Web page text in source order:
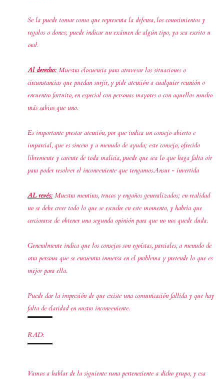
Se la puede tomar como que representa la defensa, los conocimientos y
regalos o dones; puede indicar un exámen de algún tipo, ya sea escrito u
oral.
Al derecho: Muestra elocuencia para atravesar las situaciones o
circunstancias que puedan surjir, y pide atención a cualquier reunión o
encuentro fortuito, en especial con personas mayores o con aquellos mucho
más sabios que uno.
Es importante prestar atención, por que indica un consejo abierto e
imparcial, que es sincero y a menudo de ayuda; este consejo, ofrecido
libremente y carente de toda malicia, puede que sea lo que haga falta oír
para poder resolver el inconveniente que tengamos.Ansur - invertida
AL revés: Muestra mentiras, trucos y engaños generalizados; en realidad
no se debe creer todo lo que se escuche en este momento, y habría que
cerciorarse de obtener una segunda opinión para que no nos quede duda.
Generalmente indica que los consejos son egoístas, parciales, a menudo de
otra persona que se encuentra inmersa en el problema y pretende lo que es
mejor para ella.
Puede dar la impresión de que existe una comunicación fallida y que hay
falta de claridad en nustro inconveniente.
RAD:
Vamos a hablar de la siguiente runa perteneciente a dicho grupo, y esa